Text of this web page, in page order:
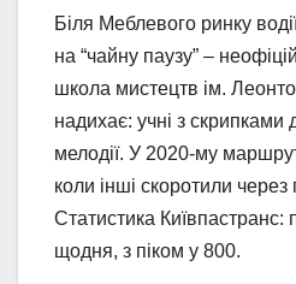
Біля Меблевого ринку
на “чайну паузу” –
школа мистецтв ім.
надихає: учні з скрипками
мелодії. У 2020-му
коли інші скоротили
Статистика Київпастранс:
щодня, з піком у 800.